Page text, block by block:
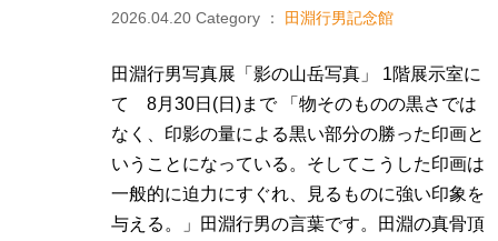
2026.04.20 Category ： 田淵行男記念館
田淵行男写真展「影の山岳写真」 1階展示室に
て 8月30日(日)まで 「物そのものの黒さでは
なく、印影の量による黒い部分の勝った印画と
いうことになっている。そしてこうした印画は
一般的に迫力にすぐれ、見るものに強い印象を
与える。」田淵行男の言葉です。田淵の真骨頂